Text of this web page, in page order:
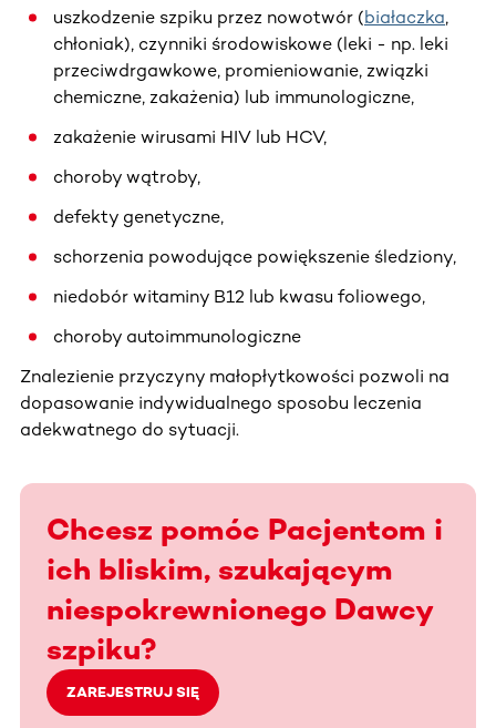
uszkodzenie szpiku przez nowotwór (białaczka,
chłoniak), czynniki środowiskowe (leki - np. leki
przeciwdrgawkowe, promieniowanie, związki
chemiczne, zakażenia) lub immunologiczne,
zakażenie wirusami HIV lub HCV,
choroby wątroby,
defekty genetyczne,
schorzenia powodujące powiększenie śledziony,
niedobór witaminy B12 lub kwasu foliowego,
choroby autoimmunologiczne
Znalezienie przyczyny małopłytkowości pozwoli na
dopasowanie indywidualnego sposobu leczenia
adekwatnego do sytuacji.
Chcesz pomóc Pacjentom i
ich bliskim, szukającym
niespokrewnionego Dawcy
szpiku?
ZAREJESTRUJ SIĘ